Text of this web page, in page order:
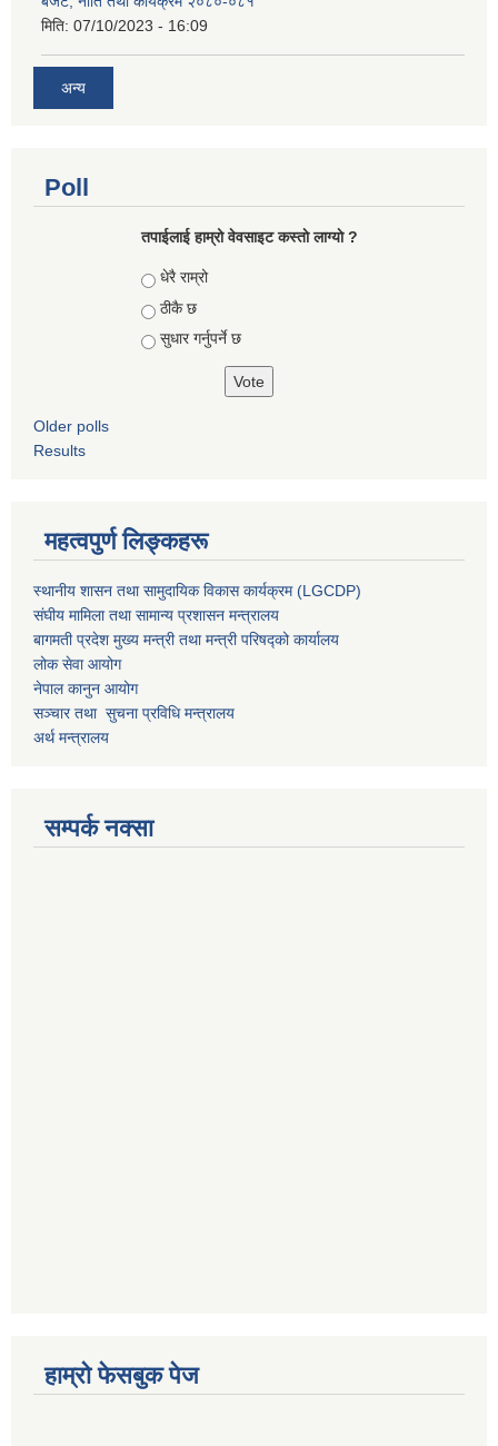
मिति: 07/10/2023 - 16:09
अन्य
Poll
तपाईलाई हाम्रो वेवसाइट कस्ताे लाग्याे ?
Choices
धेरै राम्रो
ठीकै छ
सुधार गर्नुपर्ने छ
Older polls
Results
महत्वपुर्ण लिङ्कहरू
स्थानीय शासन तथा सामुदायिक विकास कार्यक्रम (LGCDP)
संघीय मामिला तथा सामान्य प्रशासन मन्त्रालय
बागमती प्रदेश मुख्य मन्त्री तथा मन्त्री परिषद्को कार्यालय
लोक सेवा आयोग
नेपाल कानुन आयोग
सञ्चार तथा सुचना प्रविधि मन्त्रालय
अर्थ मन्त्रालय
सम्पर्क नक्सा
हाम्रो फेसबुक पेज